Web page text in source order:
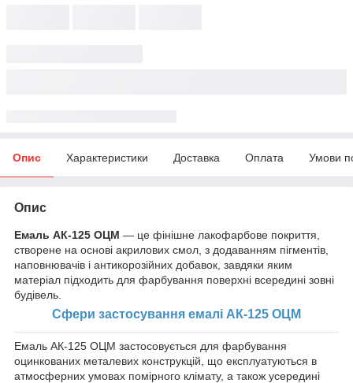
Опис Характеристики Доставка Оплата Умови
Опис
Емаль АК-125 ОЦМ — це фінішне лакофарбове покриття,
створене на основі акрилових смол, з додаванням пігментів,
наповнювачів і антикорозійних добавок, завдяки яким
матеріал підходить для фарбування поверхні всередині зовні
будівель.
Сфери застосування емалі АК-125 ОЦМ
Емаль АК-125 ОЦМ застосовується для фарбування
оцинкованих металевих конструкцій, що експлуатуються в
атмосферних умовах помірного клімату, а також усередині